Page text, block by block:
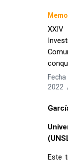
2022
Este